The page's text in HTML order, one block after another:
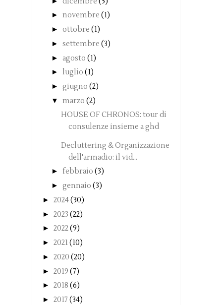
► novembre (1)
► ottobre (1)
► settembre (3)
► agosto (1)
► luglio (1)
► giugno (2)
▼ marzo (2)
HOUSE OF CHRONOS: tour di
consulenze insieme a ghd
Decluttering & Organizzazione
dell'armadio: il vid...
► febbraio (3)
► gennaio (3)
► 2024(30)
► 2023 (22)
► 2022(9)
► 2021(10)
► 2020 (20)
► 2019 (7)
► 2018 (6)
► 2017 (34)